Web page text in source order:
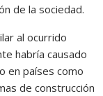
de la sociedad.
al ocurrido
habría causado
en países como
de construcción